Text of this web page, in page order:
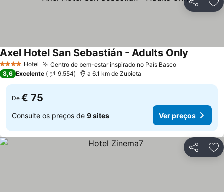
Partilhar
4 EstrelasHotel Centro de bem-estar inspirado no País Basco
Axel Hotel San Sebastián - Adults Only
8,6 Excelente 9.554 a 6.1 km de Zubieta
De € 75
Consulte os preços de 9 sites Ver preços
Partilhar